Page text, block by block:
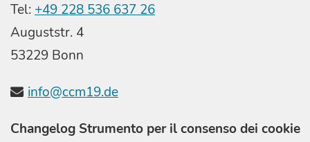
Tel: +49 228 536 637 26
Auguststr. 4
53229 Bonn
info@ccm19.de
Changelog Strumento per il consenso dei cookie